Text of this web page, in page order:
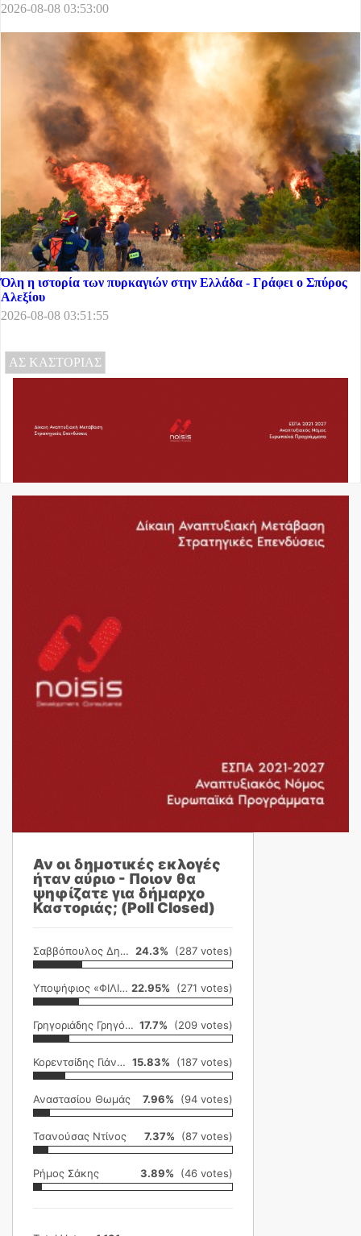
2026-08-08 03:53:00
Όλη η ιστορία των πυρκαγιών στην Ελλάδα - Γράφει ο Σπύρος
Αλεξίου
2026-08-08 03:51:55
ΑΣ ΚΑΣΤΟΡΙΑΣ
Αν οι δημοτικές εκλογές
ήταν αύριο - Ποιον θα
ψηφίζατε για δήμαρχο
Καστοριάς; (Poll Closed)
Σαββόπουλος Δημήτρης 24.3% (287 votes)
Υποψήφιος «ΦΙΛΙΚΗ ΕΤΑΙΡΕΙΑ» 22.95% (271 votes)
Γρηγοριάδης Γρηγόρης 17.7% (209 votes)
Κορεντσίδης Γιάννης 15.83% (187 votes)
Αναστασίου Θωμάς 7.96% (94 votes)
Τσανούσας Ντίνος 7.37% (87 votes)
Ρήμος Σάκης 3.89% (46 votes)